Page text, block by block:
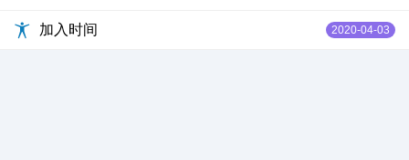
加入时间 2020-04-03